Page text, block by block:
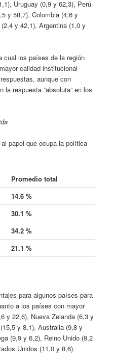
Uruguay (0,9 y 62,3), Perú
y 58,7), Colombia (4,6 y
y 42,1), Argentina (1,0 y
cual los países de la región
calidad institucional
aunque con
respuesta “absoluta” en los
papel que ocupa la política
Promedio total
14.6 %
30.1 %
34.2 %
21.1 %
para algunos países para
a los países con mayor
y 22,6), Nueva Zelanda (6,3 y
y 8,1), Australia (9,8 y
(9,9 y 6,2), Reino Unido (9,2
Unidos (11,0 y 8,6).